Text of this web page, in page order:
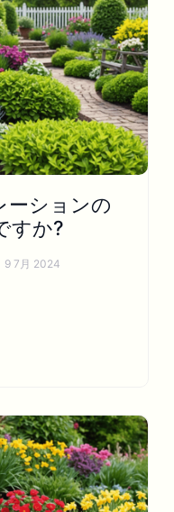
ーションの
すか?
9 7月 2024